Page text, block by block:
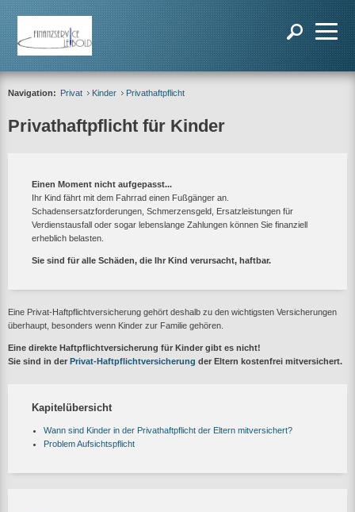
Navigation: Privat Kinder Privathaftpflicht
Privathaftpflicht für Kinder
Einen Moment nicht aufgepasst...
Ihr Kind fährt mit dem Fahrrad einen Fußgänger an.
Schadensersatzforderungen, Schmerzensgeld, Ersatzleistungen für
Verdienstausfall oder sogar lebenslange Zahlungen können Sie finanziell
erheblich belasten.
Sie sind für alle Schäden, die Ihr Kind verursacht, haftbar.
Eine Privat-Haftpflichtversicherung gehört deshalb zu den wichtigsten Versicherungen
überhaupt, besonders wenn Kinder zur Familie gehören.
Eine direkte Haftpflichtversicherung für Kinder gibt es nicht!
Sie sind in der Privat-Haftpflichtversicherung der Eltern kostenfrei mitversichert.
Kapitelübersicht
Wann sind Kinder in der Privathaftpflicht der Eltern mitversichert?
Problem Aufsichtspflicht